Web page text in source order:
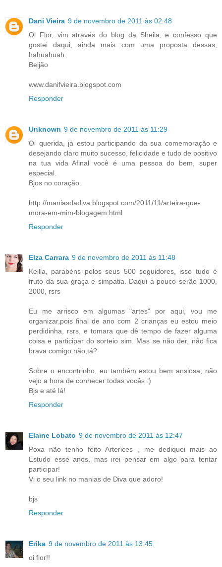
Dani Vieira 9 de novembro de 2011 às 02:48
Oi Flor, vim através do blog da Sheila, e confesso que
gostei daqui, ainda mais com uma proposta dessas,
hahuahuah.
Beijão
www.danifvieira.blogspot.com
Responder
Unknown 9 de novembro de 2011 às 11:29
Oi querida, já estou participando da sua comemoração e
desejando claro muito sucesso, felicidade e tudo de positivo
na tua vida Afinal você é uma pessoa do bem, super
especial.
Bjos no coração.
http://maniasdadiva.blogspot.com/2011/11/arteira-que-
mora-em-mim-blogagem.html
Responder
Elza Carrara 9 de novembro de 2011 às 11:48
Keilla, parabéns pelos seus 500 seguidores, isso tudo é
fruto da sua graça e simpatia. Daqui a pouco serão 1000,
2000, rsrs
Eu me arrisco em algumas "artes" por aqui, vou me
organizar,pois final de ano com 2 crianças eu estou meio
perdidinha, rsrs, e tomara que dê tempo de fazer alguma
coisa e participar do sorteio sim. Mas se não der, não fica
brava comigo não,tá?
Sobre o encontrinho, eu também estou bem ansiosa, não
vejo a hora de conhecer todas vocês :)
Bjs e até lá!
Responder
Elaine Lobato 9 de novembro de 2011 às 12:47
Poxa não tenho feito Arterices , me dediquei mais ao
Estudo esse anos, mas irei pensar em algo para tentar
participar!
Vi o seu link no manias de Diva que adoro!
bjs
Responder
Erika 9 de novembro de 2011 às 13:45
oi flor!!